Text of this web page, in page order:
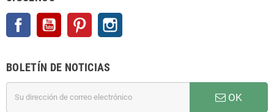
Facebook YouTube Pinterest
BOLETÍN DE NOTICIAS
OK